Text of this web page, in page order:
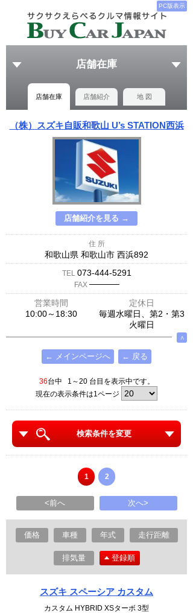
PC版表示
店舗在庫
店舗在庫 店舗紹介 地 図
（株）スズキ自販和歌山 U’s STATION西浜
店舗紹介を見る →
住 所
和歌山県 和歌山市 西浜892
TEL 073-444-5291
FAX ─────
営業時間
定休日
10:00～18:30
毎週水曜日、第2・第3
火曜日
∧
← メインページへ ← 戻る
36台中 1～20 台目を表示中です。
現在の表示条件は1ページ
検索条件を変更
1 2
<前へ 次へ>
価格 車種 年式 走行距離
排気量 登録順
スズキ スペーシア カスタム
カスタム HYBRID XSターボ 3型